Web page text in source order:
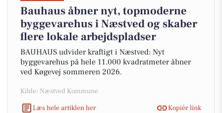
Bauhaus åbner nyt, topmoderne
byggevarehus i Næstved og skaber
flere lokale arbejdspladser
BAUHAUS udvider kraftigt i Næstved: Nyt
byggevarehus på hele 11.000 kvadratmeter åbner
ved Køgevej sommeren 2026.
Kilde: Næstved Kommune
Læs hele artiklen her
Kopiér link